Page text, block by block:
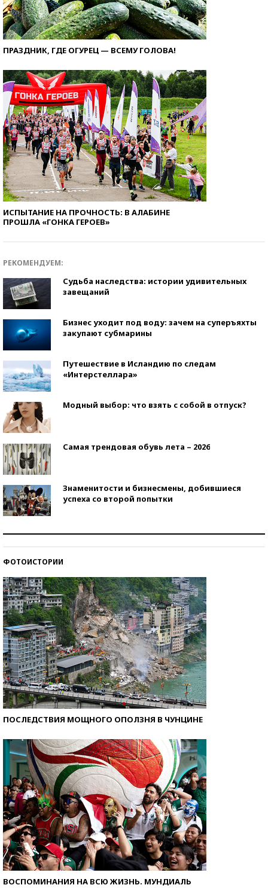
ПРАЗДНИК, ГДЕ ОГУРЕЦ — ВСЕМУ ГОЛОВА!
ИСПЫТАНИЕ НА ПРОЧНОСТЬ: В АЛАБИНЕ
ПРОШЛА «ГОНКА ГЕРОЕВ»
РЕКОМЕНДУЕМ:
Судьба наследства: истории удивительных
завещаний
Бизнес уходит под воду: зачем на суперъяхты
закупают субмарины
Путешествие в Исландию по следам
«Интерстеллара»
Модный выбор: что взять с собой в отпуск?
Самая трендовая обувь лета – 2026
Знаменитости и бизнесмены, добившиеся
успеха со второй попытки
ФОТОИСТОРИИ
ПОСЛЕДСТВИЯ МОЩНОГО ОПОЛЗНЯ В ЧУНЦИНЕ
ВОСПОМИНАНИЯ НА ВСЮ ЖИЗНЬ. МУНДИАЛЬ